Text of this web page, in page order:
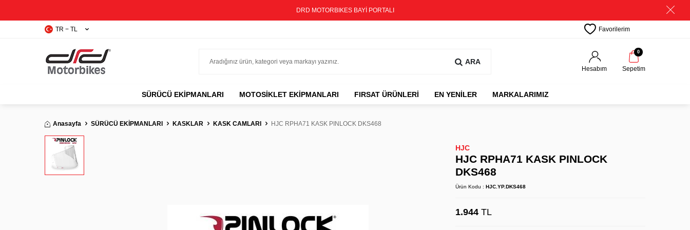
DRD MOTORBIKES BAYİ PORTALI
TR − TL Favorilerim
ARA
Hesabım
0
Sepetim
SÜRÜCÜ EKIPMANLARI MOTOSIKLET EKIPMANLARI FIRSAT ÜRÜNLERİ EN YENİLER MARKALARIMIZ
Anasayfa SÜRÜCÜ EKİPMANLARI KASKLAR KASK CAMLARI HJC RPHA71 KASK PINLOCK DKS468
HJC
HJC RPHA71 KASK PINLOCK
DKS468
Ürün Kodu : HJC.YP.DKS468
1.944 TL